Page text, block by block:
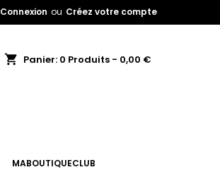
Connexion ou Créez votre compte
shopping_cart Panier: 0 Produits - 0,00 €
MABOUTIQUECLUB